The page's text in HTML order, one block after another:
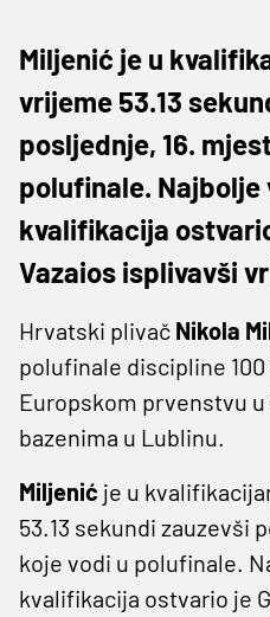
Miljenić je u
vrijeme 53.13
posljednje, 16.
polufinale. Najbolje
kvalifikacija
Vazaios isplivavši
Hrvatski plivač Nikola
polufinale discipline
Europskom prvenstvu
bazenima u Lublinu.
Miljenić je u
53.13 sekundi zauzevši
koje vodi u polufinale.
kvalifikacija ostvario je